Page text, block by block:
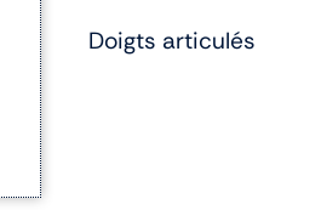
Doigts articulés